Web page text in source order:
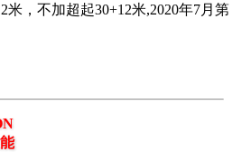
米，不加超起30+12米,2020年7月第